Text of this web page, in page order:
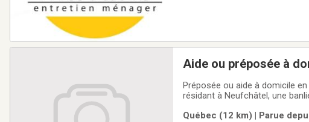
Aide ou préposée à
Préposée ou aide à domicile
résidant à Neufchâtel, une
pour les soins d’hygiène.– Être
Québec (12 km) | Parue